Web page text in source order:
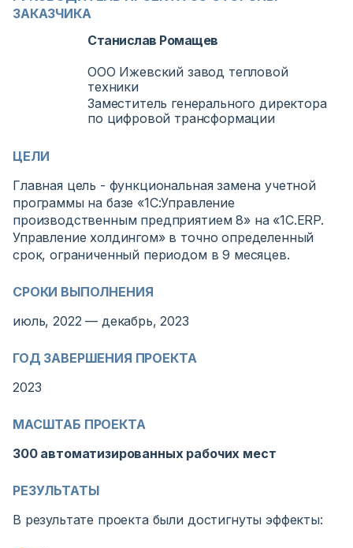
ЗАКАЗЧИКА
Станислав Ромащев
ООО Ижевский завод тепловой
техники
Заместитель генерального директора
по цифровой трансформации
ЦЕЛИ
Главная цель - функциональная замена учетной
программы на базе «1С:Управление
производственным предприятием 8» на «1С.ERP.
Управление холдингом» в точно определенный
срок, ограниченный периодом в 9 месяцев.
СРОКИ ВЫПОЛНЕНИЯ
июль, 2022 — декабрь, 2023
ГОД ЗАВЕРШЕНИЯ ПРОЕКТА
2023
МАСШТАБ ПРОЕКТА
300 автоматизированных рабочих мест
РЕЗУЛЬТАТЫ
В результате проекта были достигнуты эффекты: